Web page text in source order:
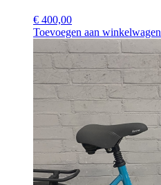
€ 400,00
Toevoegen aan winkelwagen